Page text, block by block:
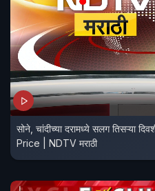
सोने, चांदीच्या दरामध्ये सलग तिसऱ्या
Price | NDTV मराठी